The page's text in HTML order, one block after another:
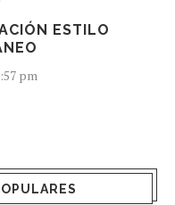
ESTILO
pm